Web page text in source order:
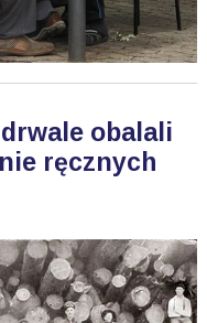
obalali
ręcznych